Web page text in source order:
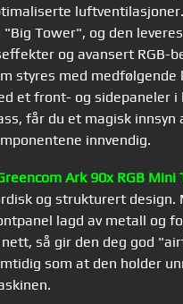
"Big Tower", og den
og avansert RGB-
styres med medfølgende
et front- og sidepaneler i
får du et magisk innsyn
innvendig.
Ark 90x RGB Mini
og strukturert design.
lagd av metall og
så gir den deg god
som at den holder